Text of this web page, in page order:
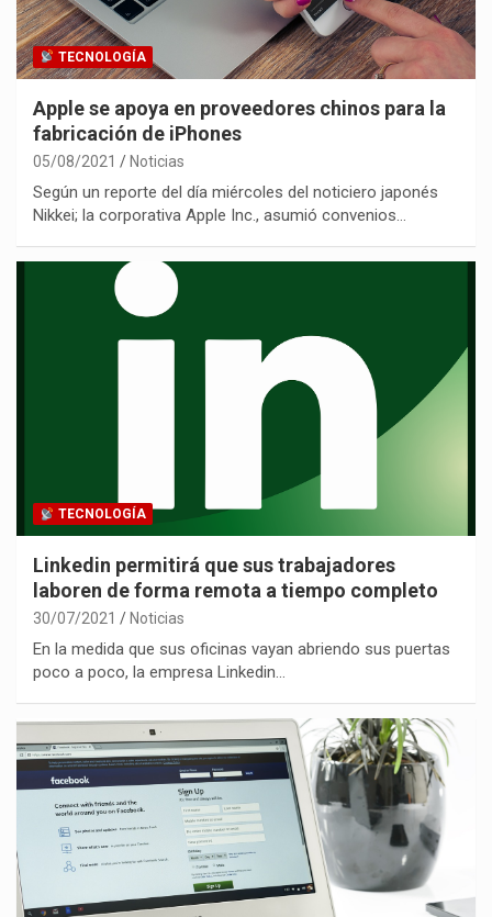
TECNOLOGÍA
Apple se apoya en proveedores chinos para la
fabricación de iPhones
05/08/2021 Noticias
Según un reporte del día miércoles del noticiero japonés
Nikkei; la corporativa Apple Inc., asumió convenios…
TECNOLOGÍA
Linkedin permitirá que sus trabajadores
laboren de forma remota a tiempo completo
30/07/2021 Noticias
En la medida que sus oficinas vayan abriendo sus puertas
poco a poco, la empresa Linkedin…